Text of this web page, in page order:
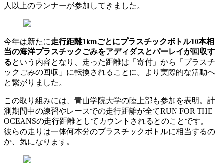
人以上のランナーが参加してきました。
今年は新たに走行距離1kmごとにプラスチックボトル10本相
当の海洋プラスチックごみをアディダスとパーレイが回収す
るという内容となり、走った距離は「寄付」から「プラスチ
ックごみの回収」に転換されることに。より実際的な活動へ
と繋がりました。
この取り組みには、青山学院大学の陸上部も参加を表明。計
測期間中の練習やレースでの走行距離が全てRUN FOR THE
OCEANSの走行距離としてカウントされるとのことです。
彼らの走りは一体何本分のプラスチックボトルに相当するの
か、気になります。